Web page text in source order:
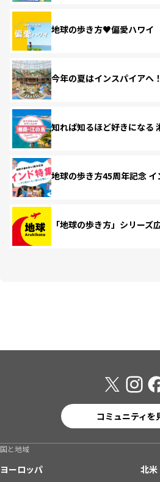
地球の歩き方♥偏愛ハワイ
今年の夏はインスパイアへ！
知れば知るほど好きになる
地球の歩き方45周年記念 イ
「地球の歩き方」シリーズ
コミュニティを
国と地域
ヨーロッパ
北米